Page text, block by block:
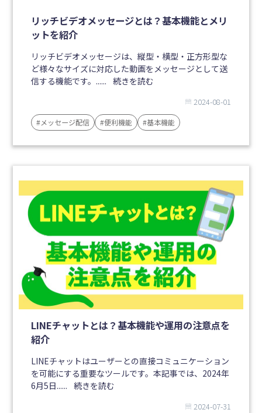
リッチビデオメッセージとは？基本機能とメリ
ットを紹介
リッチビデオメッセージは、縦型・横型・正方形型な
ど様々なサイズに対応した動画をメッセージとして送
信する機能です。...... 続きを読む
2024-08-01
#メッセージ配信 #便利機能 #基本機能
LINEチャットとは？基本機能や運用の注意点を
紹介
LINEチャットはユーザーとの直接コミュニケーション
を可能にする重要なツールです。本記事では、2024年
6月5日...... 続きを読む
2024-07-31